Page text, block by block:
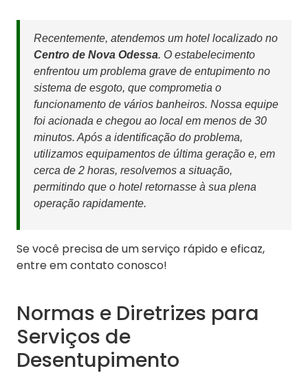
Recentemente, atendemos um hotel localizado no
Centro de Nova Odessa. O estabelecimento
enfrentou um problema grave de entupimento no
sistema de esgoto, que comprometia o
funcionamento de vários banheiros. Nossa equipe
foi acionada e chegou ao local em menos de 30
minutos. Após a identificação do problema,
utilizamos equipamentos de última geração e, em
cerca de 2 horas, resolvemos a situação,
permitindo que o hotel retornasse à sua plena
operação rapidamente.
Se você precisa de um serviço rápido e eficaz,
entre em contato conosco!
Normas e Diretrizes para
Serviços de
Desentupimento